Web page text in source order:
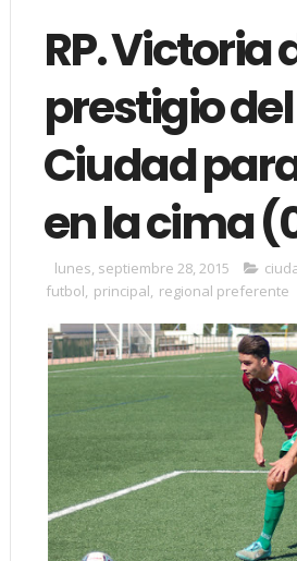
RP. Victoria
prestigio del
Ciudad
en la cima
lunes, septiembre 28, 2015
futbol, principal, regional preferente